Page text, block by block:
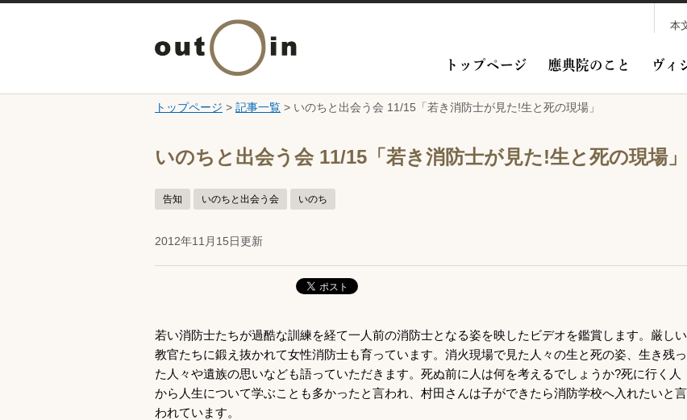
本
トップページ 應典院のこと ヴィ
トップページ > 記事一覧 > いのちと出会う会 11/15「若き消防士が見た!生と死の現場」
いのちと出会う会 11/15「若き消防士が見た!生と死の現場」
告知 いのちと出会う会 いのち
2012年11月15日更新
若い消防士たちが過酷な訓練を経て一人前の消防士となる姿を映したビデオを鑑賞します。厳しい
教官たちに鍛え抜かれて女性消防士も育っています。消火現場で見た人々の生と死の姿、生き残っ
た人々や遺族の思いなども語っていただきます。死ぬ前に人は何を考えるでしょうか?死に行く人
から人生について学ぶことも多かったと言われ、村田さんは子ができたら消防学校へ入れたいと言
われています。